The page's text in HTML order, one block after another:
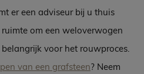
er een adviseur bij u thuis
om een weloverwogen
voor het rouwproces.
van een grafsteen? Neem